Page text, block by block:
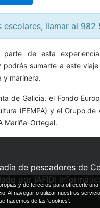
y de terceros para ofrecerle una
Al navegar o utilizar nuestros
hacemos de las 'cookies'.
escolares, llamar al 982
parte de esta
podrás sumarte a este
y marinera.
de Galicia, el Fondo
(FEMPA) y el Grupo de
Mariña-Ortegal.
de pescadores de
por IAFIDI